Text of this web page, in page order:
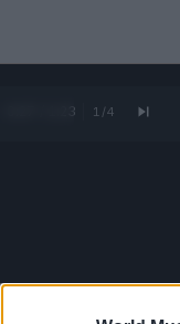
0:28 / 1:23 1 /4